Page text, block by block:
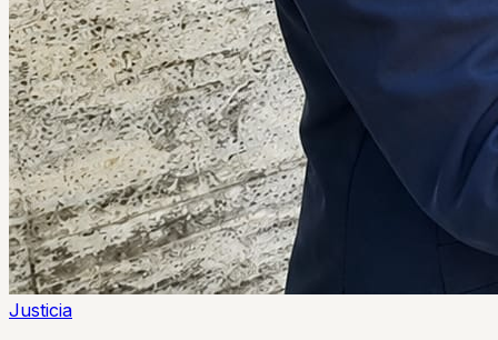
Justicia